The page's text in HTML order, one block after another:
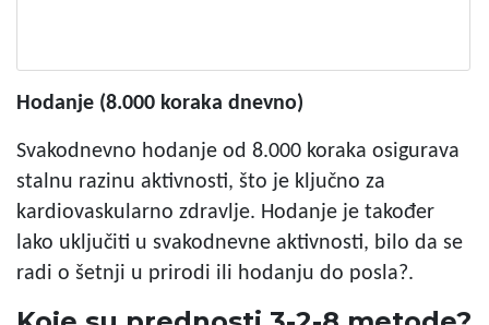
Hodanje (8.000 koraka dnevno)
Svakodnevno hodanje od 8.000 koraka osigurava
stalnu razinu aktivnosti, što je ključno za
kardiovaskularno zdravlje. Hodanje je također
lako uključiti u svakodnevne aktivnosti, bilo da se
radi o šetnji u prirodi ili hodanju do posla?.